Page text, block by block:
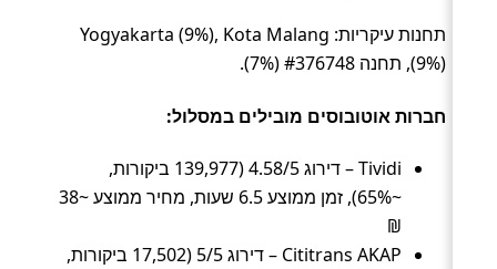
תחנות עיקריות: Yogyakarta (9%), Kota Malang
(9%), תחנה #376748 (7%).
חברות אוטובוסים מובילים במסלול:
Tividi – דירוג 4.58/5 (139,977 ביקורות,
~65%), זמן ממוצע 6.5 שעות, מחיר ממוצע ~38
₪
Cititrans AKAP – דירוג 5/5 (17,502 ביקורות,